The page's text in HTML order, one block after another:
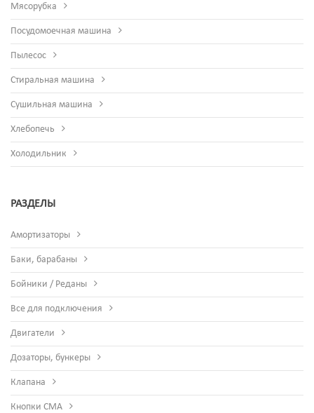
Мясорубка
Посудомоечная машина
Пылесос
Стиральная машина
Сушильная машина
Хлебопечь
Холодильник
РАЗДЕЛЫ
Амортизаторы
Баки, барабаны
Бойники / Реданы
Все для подключения
Двигатели
Дозаторы, бункеры
Клапана
Кнопки СМА